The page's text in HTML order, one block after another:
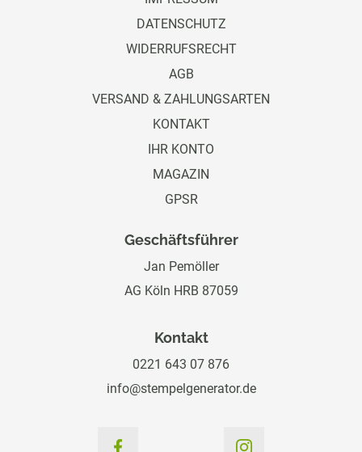
DATENSCHUTZ
WIDERRUFSRECHT
AGB
VERSAND & ZAHLUNGSARTEN
KONTAKT
IHR KONTO
MAGAZIN
GPSR
Geschäftsführer
Jan Pemöller
AG Köln HRB 87059
Kontakt
0221 643 07 876
info@stempelgenerator.de